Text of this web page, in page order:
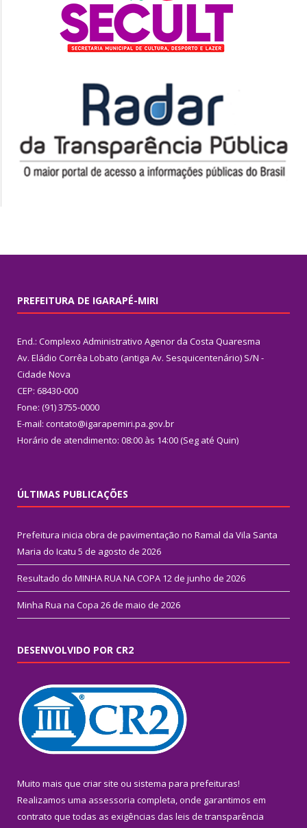
PREFEITURA DE IGARAPÉ-MIRI
End.: Complexo Administrativo Agenor da Costa Quaresma
Av. Eládio Corrêa Lobato (antiga Av. Sesquicentenário) S/N -
Cidade Nova
CEP: 68430-000
Fone: (91) 3755-0000
E-mail: contato@igarapemiri.pa.gov.br
Horário de atendimento: 08:00 às 14:00 (Seg até Quin)
ÚLTIMAS PUBLICAÇÕES
Prefeitura inicia obra de pavimentação no Ramal da Vila Santa
Maria do Icatu 5 de agosto de 2026
Resultado do MINHA RUA NA COPA 12 de junho de 2026
Minha Rua na Copa 26 de maio de 2026
DESENVOLVIDO POR CR2
Muito mais que criar site ou sistema para prefeituras!
Realizamos uma assessoria completa, onde garantimos em
contrato que todas as exigências das leis de transparência